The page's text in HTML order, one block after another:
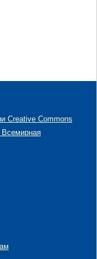
Creative Commons
Всемирная